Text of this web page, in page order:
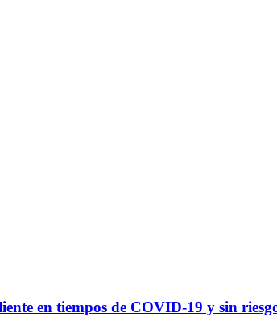
en tiempos de COVID-19 y sin